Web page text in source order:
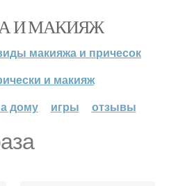
И МАКИЯЖ
макияжа и причесок
и макияж
дому
игры отзывы